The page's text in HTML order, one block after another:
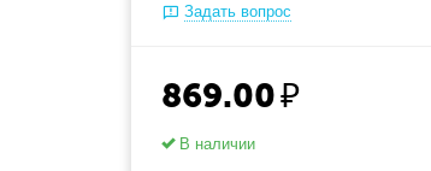
Задать вопрос
869.00₽
В наличии